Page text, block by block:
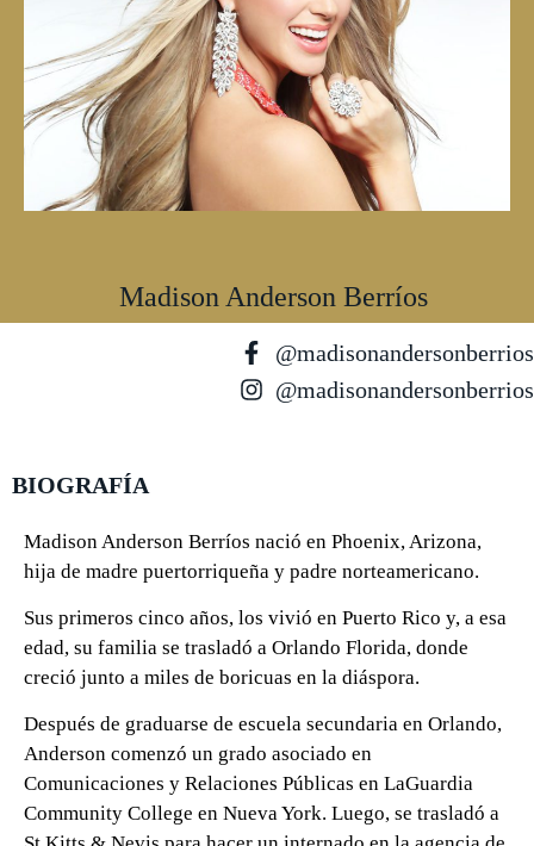
Madison Anderson Berríos
@madisonandersonberrios
@madisonandersonberrios
BIOGRAFÍA
Madison Anderson Berríos nació en Phoenix, Arizona,
hija de madre puertorriqueña y padre norteamericano.
Sus primeros cinco años, los vivió en Puerto Rico y, a esa
edad, su familia se trasladó a Orlando Florida, donde
creció junto a miles de boricuas en la diáspora.
Después de graduarse de escuela secundaria en Orlando,
Anderson comenzó un grado asociado en
Comunicaciones y Relaciones Públicas en LaGuardia
Community College en Nueva York. Luego, se trasladó a